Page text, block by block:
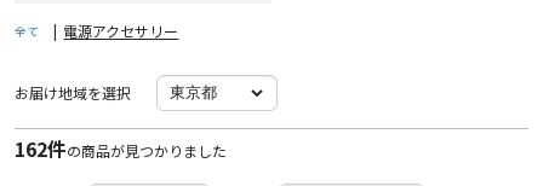
全て | 電源アクセサリー
お届け地域を選択
162件の商品が見つかりました